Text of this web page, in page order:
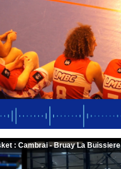
: Cambrai - Bruay La Buissiere